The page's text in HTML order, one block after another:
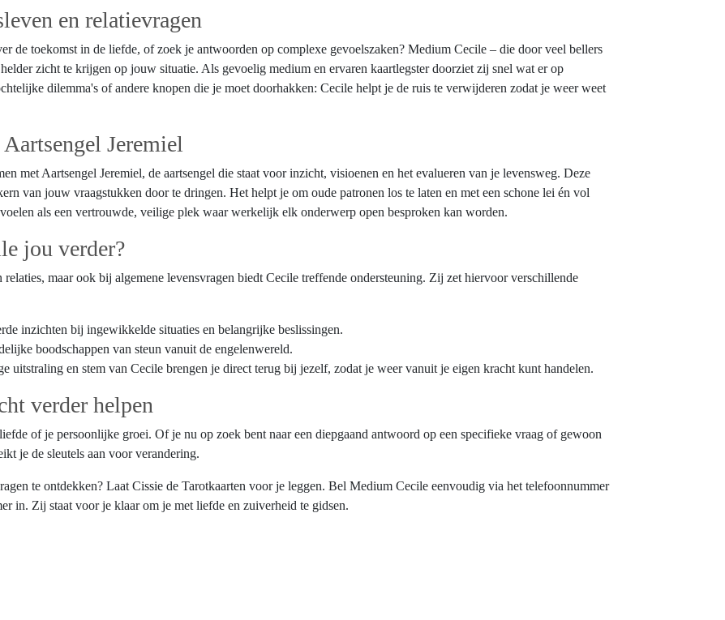
en relatievragen
de toekomst in de liefde, of zoek je antwoorden op complexe gevoelszaken? Medium Cecile – die door veel bellers
zicht te krijgen op jouw situatie. Als gevoelig medium en ervaren kaartlegster doorziet zij snel wat er op
dilemma's of andere knopen die je moet doorhakken: Cecile helpt je de ruis te verwijderen zodat je weer weet
Jeremiel
met Aartsengel Jeremiel, de aartsengel die staat voor inzicht, visioenen en het evalueren van je levensweg. Deze
van jouw vraagstukken door te dringen. Het helpt je om oude patronen los te laten en met een schone lei én vol
als een vertrouwde, veilige plek waar werkelijk elk onderwerp open besproken kan worden.
jou verder?
maar ook bij algemene levensvragen biedt Cecile treffende ondersteuning. Zij zet hiervoor verschillende
inzichten bij ingewikkelde situaties en belangrijke beslissingen.
boodschappen van steun vanuit de engelenwereld.
uitstraling en stem van Cecile brengen je direct terug bij jezelf, zodat je weer vanuit je eigen kracht kunt handelen.
verder helpen
of je persoonlijke groei. Of je nu op zoek bent naar een diepgaand antwoord op een specifieke vraag of gewoon
je de sleutels aan voor verandering.
te ontdekken? Laat Cissie de Tarotkaarten voor je leggen. Bel Medium Cecile eenvoudig via het telefoonnummer
in. Zij staat voor je klaar om je met liefde en zuiverheid te gidsen.